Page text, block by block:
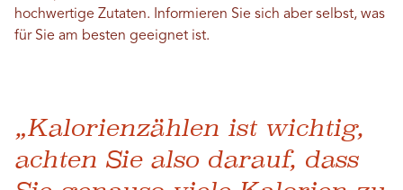
hochwertige Zutaten. Informieren Sie sich aber selbst, was
für Sie am besten geeignet ist.
„Kalorienzählen ist wichtig,
achten Sie also darauf, dass